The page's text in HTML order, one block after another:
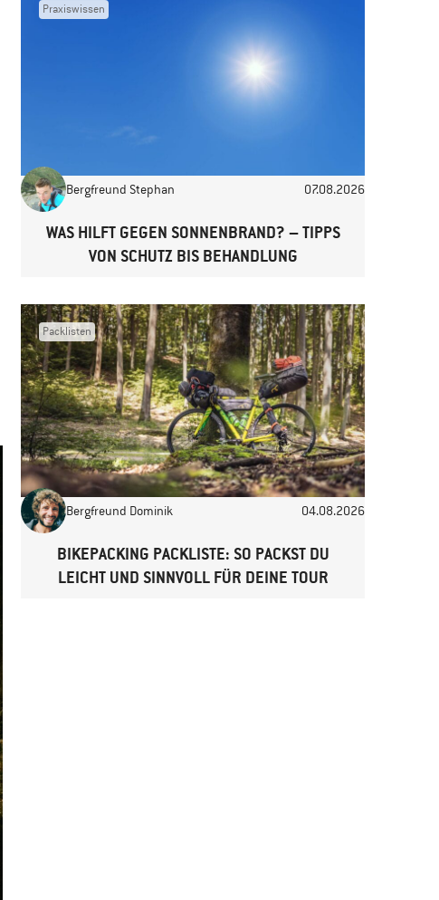
Praxiswissen
Bergfreund Stephan 07.08.2026
WAS HILFT GEGEN SONNENBRAND? – TIPPS
VON SCHUTZ BIS BEHANDLUNG
Packlisten
Bergfreund Dominik 04.08.2026
BIKEPACKING PACKLISTE: SO PACKST DU
LEICHT UND SINNVOLL FÜR DEINE TOUR